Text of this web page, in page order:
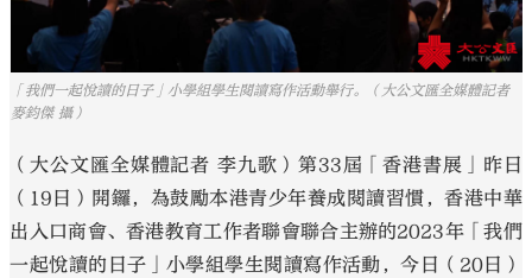
「我們一起悅讀的日子」小學組學生閱讀寫作活動舉行。（大公文匯全媒體記者
麥鈞傑 攝）
（大公文匯全媒體記者 李九歌）第33屆「香港書展」昨日
（19日）開鑼，為鼓勵本港青少年養成閱讀習慣，香港中華
出入口商會、香港教育工作者聯會聯合主辦的2023年「我們
一起悅讀的日子」小學組學生閱讀寫作活動，今日（20日）